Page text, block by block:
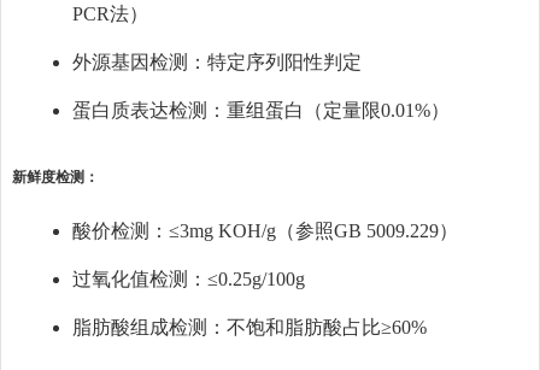
PCR法）
外源基因检测：特定序列阳性判定
蛋白质表达检测：重组蛋白（定量限0.01%）
新鲜度检测：
酸价检测：≤3mg KOH/g（参照GB 5009.229）
过氧化值检测：≤0.25g/100g
脂肪酸组成检测：不饱和脂肪酸占比≥60%